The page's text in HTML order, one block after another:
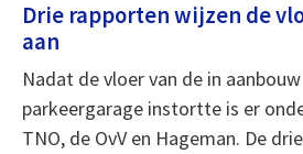
Drie rapporten wijzen de
aan
Nadat de vloer van de in
parkeergarage instortte is er
TNO, de OvV en Hageman. De